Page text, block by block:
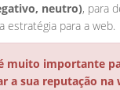
neutro), para
estratégia para a web.
muito importante
a sua reputação na